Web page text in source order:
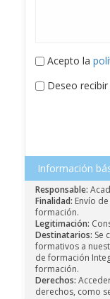
Acepto la
Deseo
Información
Responsable:
Finalidad: Envío
formación.
Legitimación:
Destinatarios: Se
formativos a
de formación
formación.
Derechos:
derechos, como